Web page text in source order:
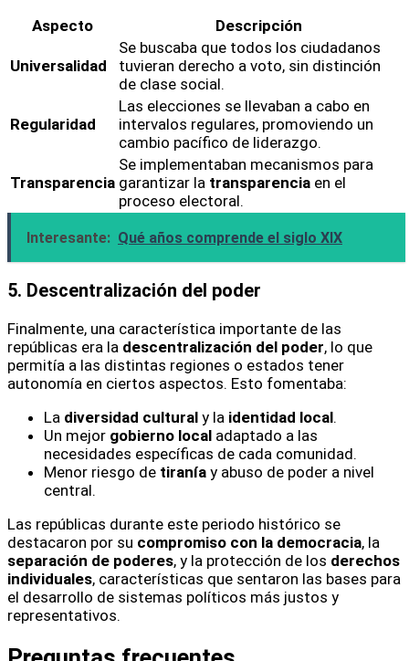
Aspecto Descripción
Universalidad
Se buscaba que todos los ciudadanos
tuvieran derecho a voto, sin distinción
de clase social.
Regularidad
Las elecciones se llevaban a cabo en
intervalos regulares, promoviendo un
cambio pacífico de liderazgo.
Transparencia
Se implementaban mecanismos para
garantizar la transparencia en el
proceso electoral.
Interesante: Qué años comprende el siglo XIX
5. Descentralización del poder
Finalmente, una característica importante de las
repúblicas era la descentralización del poder, lo que
permitía a las distintas regiones o estados tener
autonomía en ciertos aspectos. Esto fomentaba:
La diversidad cultural y la identidad local.
Un mejor gobierno local adaptado a las
necesidades específicas de cada comunidad.
Menor riesgo de tiranía y abuso de poder a nivel
central.
Las repúblicas durante este periodo histórico se
destacaron por su compromiso con la democracia, la
separación de poderes, y la protección de los derechos
individuales, características que sentaron las bases para
el desarrollo de sistemas políticos más justos y
representativos.